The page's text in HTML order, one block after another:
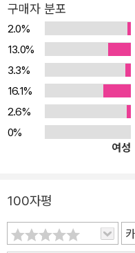
생각하고 결정하는 것인데, 이것이
준비 게임 회사는 일반 회사
임 회사의 필수 인력인 게임
을 습득하고 공개채용과 수시
t 2. 신입으로 살아남기 이제
수 있을 것인가? 신입의 기
로 기획자로서 꼭 필요한 문
관리하는 방법 등을 익혀야
3. 경력관리 모든 회사들이
이 쌓이면, 매너리즘에 빠지
금 하고 있는 일에서 조금 벗
것도 힘들면 다른 회사(회사
구매자 분포
2.0%
13.0%
3.3%
16.1%
2.6%
0%
여성
100자평